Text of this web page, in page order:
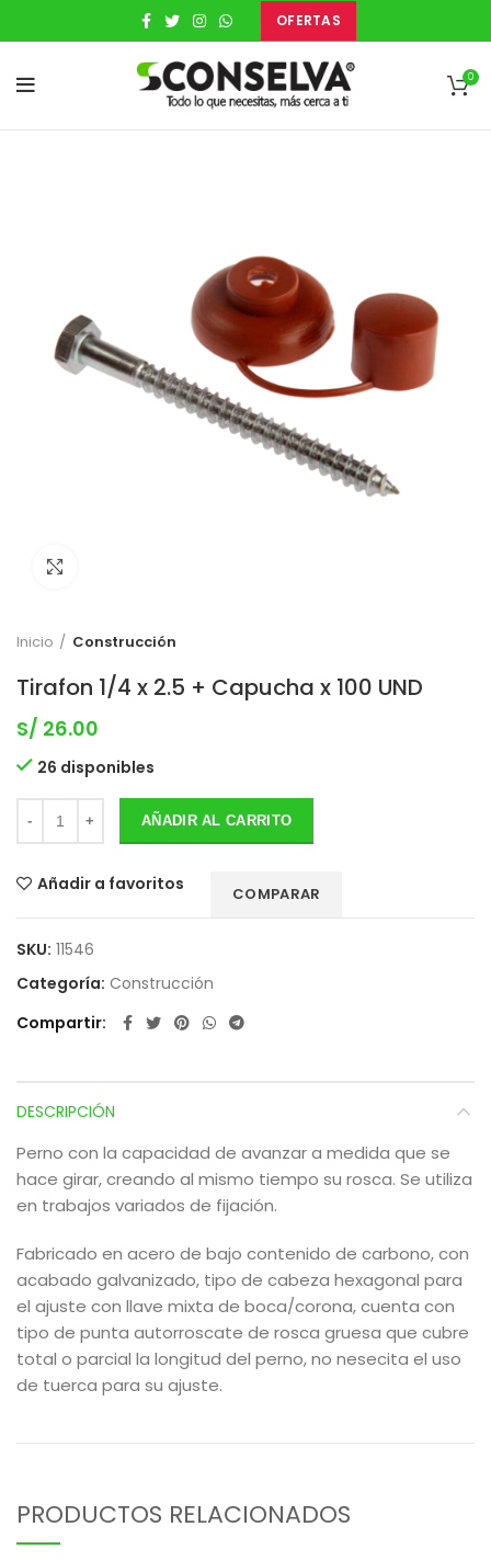
OFERTAS
0
Inicio Construcción
Tirafon 1/4 x 2.5 + Capucha x 100 UND
S/ 26.00
26 disponibles
AÑADIR AL CARRITO
Añadir a favoritos COMPARAR
SKU: 11546
Categoría: Construcción
Compartir
DESCRIPCIÓN
Perno con la capacidad de avanzar a medida que se
hace girar, creando al mismo tiempo su rosca. Se utiliza
en trabajos variados de fijación.
Fabricado en acero de bajo contenido de carbono, con
acabado galvanizado, tipo de cabeza hexagonal para
el ajuste con llave mixta de boca/corona, cuenta con
tipo de punta autorroscate de rosca gruesa que cubre
total o parcial la longitud del perno, no nesecita el uso
de tuerca para su ajuste.
PRODUCTOS RELACIONADOS